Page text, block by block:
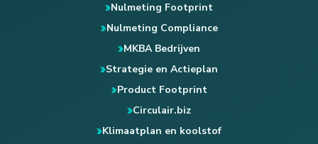
Nulmeting Footprint
Nulmeting Compliance
MKBA Bedrijven
Strategie en Actieplan
Product Footprint
Circulair.biz
Klimaatplan en koolstof